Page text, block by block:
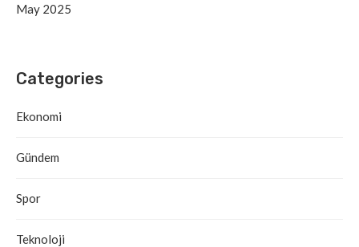
May 2025
Categories
Ekonomi
Gündem
Spor
Teknoloji